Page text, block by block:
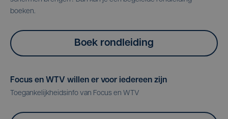
boeken.
Boek rondleiding
Focus en WTV willen er voor iedereen zijn
Toegankelijkheidsinfo van Focus en WTV